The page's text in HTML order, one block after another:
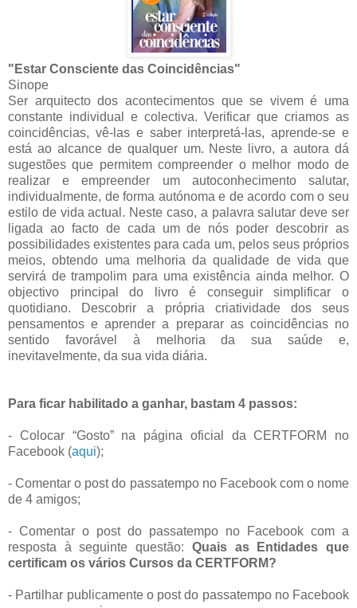
"Estar Consciente das Coincidências"
Sinope
Ser arquitecto dos acontecimentos que se vivem é uma
constante individual e colectiva. Verificar que criamos as
coincidências, vê-las e saber interpretá-las, aprende-se e
está ao alcance de qualquer um. Neste livro, a autora dá
sugestões que permitem compreender o melhor modo de
realizar e empreender um autoconhecimento salutar,
individualmente, de forma autónoma e de acordo com o seu
estilo de vida actual. Neste caso, a palavra salutar deve ser
ligada ao facto de cada um de nós poder descobrir as
possibilidades existentes para cada um, pelos seus próprios
meios, obtendo uma melhoria da qualidade de vida que
servirá de trampolim para uma existência ainda melhor. O
objectivo principal do livro é conseguir simplificar o
quotidiano. Descobrir a própria criatividade dos seus
pensamentos e aprender a preparar as coincidências no
sentido favorável à melhoria da sua saúde e,
inevitavelmente, da sua vida diária.
Para ficar habilitado a ganhar, bastam 4 passos:
- Colocar “Gosto” na página oficial da CERTFORM no
Facebook (aqui);
- Comentar o post do passatempo no Facebook com o nome
de 4 amigos;
- Comentar o post do passatempo no Facebook com a
resposta à seguinte questão: Quais as Entidades que
certificam os vários Cursos da CERTFORM?
- Partilhar publicamente o post do passatempo no Facebook